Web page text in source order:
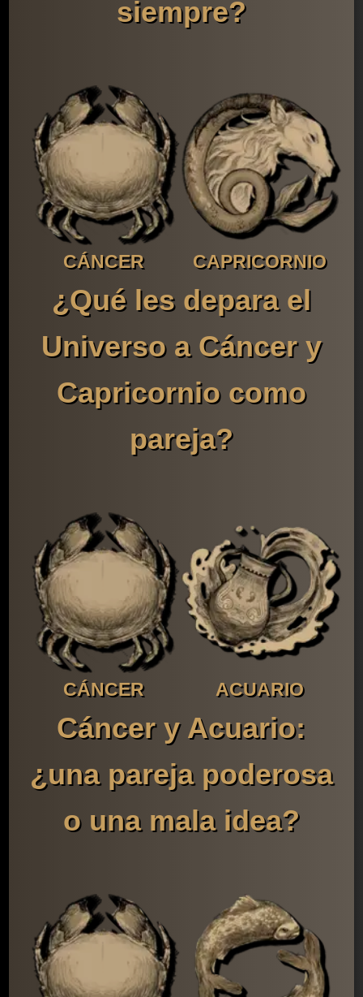
siempre?
CÁNCER CAPRICORNIO
¿Qué les depara el
Universo a Cáncer y
Capricornio como
pareja?
CÁNCER ACUARIO
Cáncer y Acuario:
¿una pareja poderosa
o una mala idea?